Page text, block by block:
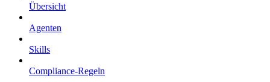
Übersicht
Agenten
Skills
Compliance-Regeln